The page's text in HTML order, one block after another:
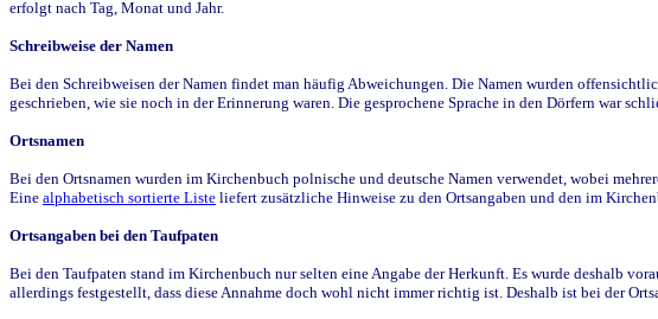
erfolgt nach Tag, Monat und Jahr.
Schreibweise der Namen
Bei den Schreibweisen der Namen findet man häufig Abweichungen. Die Namen wurden
geschrieben, wie sie noch in der Erinnerung waren. Die gesprochene Sprache in den Dörfern war
Ortsnamen
Bei den Ortsnamen wurden im Kirchenbuch polnische und deutsche Namen verwendet, wobei
Eine alphabetisch sortierte Liste liefert zusätzliche Hinweise zu den Ortsangaben und den im
Ortsangaben bei den Taufpaten
Bei den Taufpaten stand im Kirchenbuch nur selten eine Angabe der Herkunft. Es wurde deshalb
allerdings festgestellt, dass diese Annahme doch wohl nicht immer richtig ist. Deshalb ist bei der